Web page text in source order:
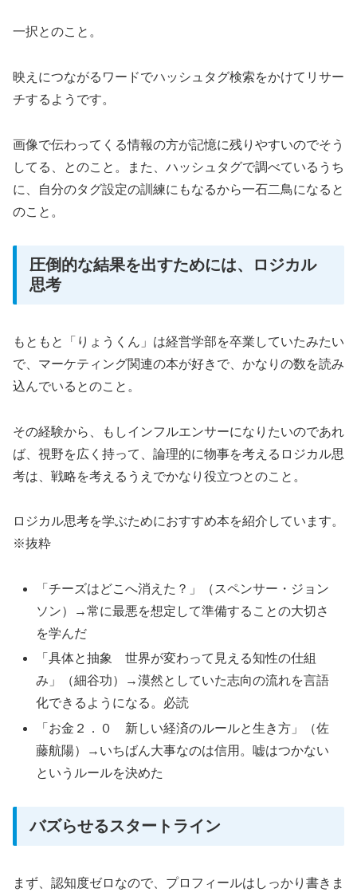
一択とのこと。
映えにつながるワードでハッシュタグ検索をかけてリサー
チするようです。
画像で伝わってくる情報の方が記憶に残りやすいのでそう
してる、とのこと。また、ハッシュタグで調べているうち
に、自分のタグ設定の訓練にもなるから一石二鳥になると
のこと。
圧倒的な結果を出すためには、ロジカル
思考
もともと「りょうくん」は経営学部を卒業していたみたい
で、マーケティング関連の本が好きで、かなりの数を読み
込んでいるとのこと。
その経験から、もしインフルエンサーになりたいのであれ
ば、視野を広く持って、論理的に物事を考えるロジカル思
考は、戦略を考えるうえでかなり役立つとのこと。
ロジカル思考を学ぶためにおすすめ本を紹介しています。
※抜粋
「チーズはどこへ消えた？」（スペンサー・ジョン
ソン）→常に最悪を想定して準備することの大切さ
を学んだ
「具体と抽象 世界が変わって見える知性の仕組
み」（細谷功）→漠然としていた志向の流れを言語
化できるようになる。必読
「お金２．０ 新しい経済のルールと生き方」（佐
藤航陽）→いちばん大事なのは信用。嘘はつかない
というルールを決めた
バズらせるスタートライン
まず、認知度ゼロなので、プロフィールはしっかり書きま